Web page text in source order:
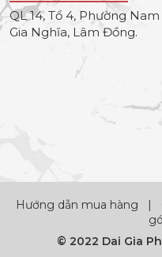
QL 14, Tổ 4, Phường Nam
Gia Nghĩa, Lâm Đồng.
Hướng dẫn mua hàng |
© 2022 Dai Gia